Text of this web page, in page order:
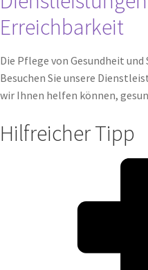
Erreichbarkeit
Die Pflege von Gesundheit
Besuchen Sie unsere
wir Ihnen helfen können,
Hilfreicher Tipp